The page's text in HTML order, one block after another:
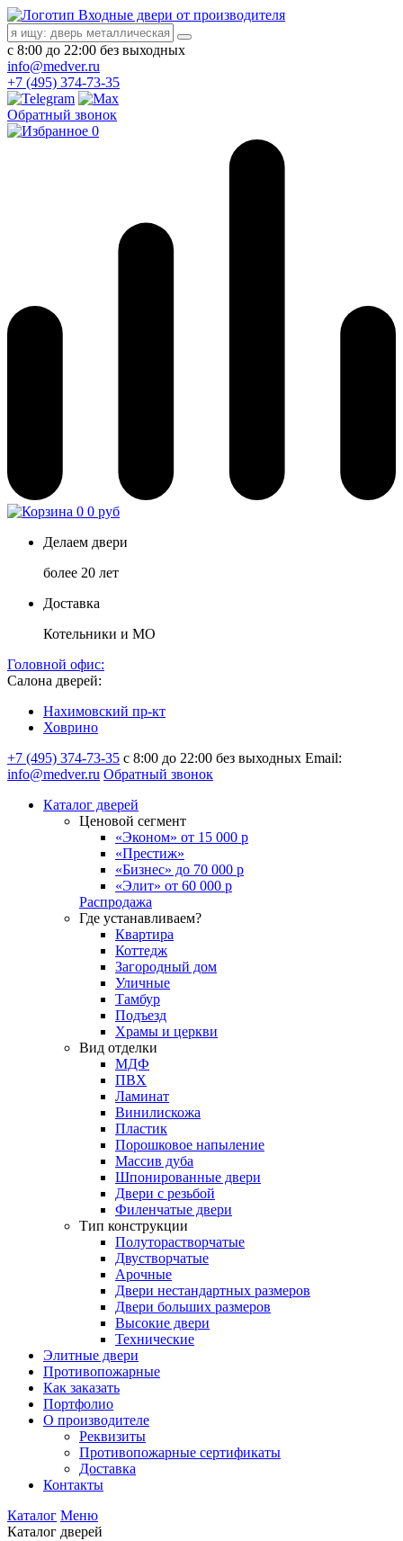
Входные двери от производителя
с 8:00 до 22:00 без выходных
info@medver.ru
+7 (495) 374-73-35
Обратный звонок
0
0 0 руб
Делаем двери
более 20 лет
Доставка
Котельники и МО
Головной офис:
Салона дверей:
Нахимовский пр-кт
Ховрино
+7 (495) 374-73-35 с 8:00 до 22:00 без выходных Email:
info@medver.ru Обратный звонок
Каталог дверей
Ценовой сегмент
«Эконом» от 15 000 р
«Престиж»
«Бизнес» до 70 000 р
«Элит» от 60 000 р
Распродажа
Где устанавливаем?
Квартира
Коттедж
Загородный дом
Уличные
Тамбур
Подъезд
Храмы и церкви
Вид отделки
МДФ
ПВХ
Ламинат
Винилискожа
Пластик
Порошковое напыление
Массив дуба
Шпонированные двери
Двери с резьбой
Филенчатые двери
Тип конструкции
Полуторастворчатые
Двустворчатые
Арочные
Двери нестандартных размеров
Двери больших размеров
Высокие двери
Технические
Элитные двери
Противопожарные
Как заказать
Портфолио
О производителе
Реквизиты
Противопожарные сертификаты
Доставка
Контакты
Каталог Меню
Каталог дверей